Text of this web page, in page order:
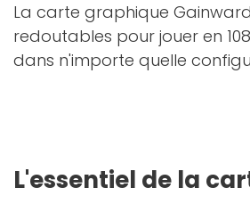
La carte graphique
redoutables pour jouer en
dans n'importe quelle
L'essentiel de la